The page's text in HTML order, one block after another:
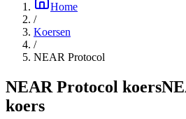
Home
/
Koersen
/
NEAR Protocol
NEAR Protocol koers
koers